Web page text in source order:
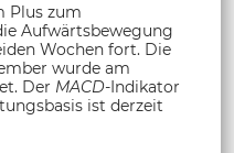
Plus zum
Aufwärtsbewegung
Wochen fort. Die
wurde am
Der MACD-Indikator
ist derzeit